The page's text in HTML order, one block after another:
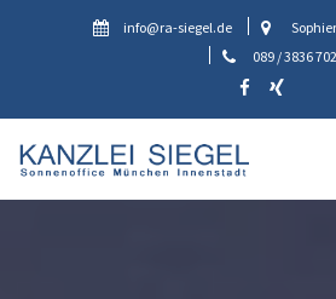
info@ra-siegel.de
089 / 3836